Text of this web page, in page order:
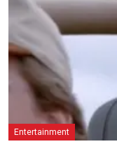
Entertainment